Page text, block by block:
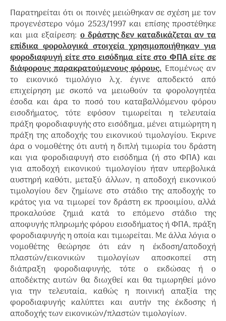
Παρατηρείται ότι οι ποινές μειώθηκαν σε σχέση με τον
προγενέστερο νόμο 2523/1997 και επίσης προστέθηκε
και μια εξαίρεση:ο δράστης δεν καταδικάζεται αν τα
επίδικα φορολογικά στοιχεία χρησιμοποιήθηκαν για
φοροδιαφυγή είτε στο εισόδημα είτε στο ΦΠΑ είτε σε
διάφορους παρακρατούμενους φόρους. Επομένως αν
το εικονικό τιμολόγιο λ.χ. έγινε αποδεκτό από
επιχείρηση με σκοπό να μειωθούν τα φορολογητέα
έσοδα και άρα το ποσό του καταβαλλόμενου φόρου
εισοδήματος, τότε εφόσον τιμωρείται η τελευταία
πράξη φοροδιαφυγής στο εισόδημα, μένει ατιμώρητη η
πράξη της αποδοχής του εικονικού τιμολογίου. Έκρινε
άρα ο νομοθέτης ότι αυτή η διπλή τιμωρία του δράστη
και για φοροδιαφυγή στο εισόδημα (ή στο ΦΠΑ) και
για αποδοχή εικονικού τιμολογίου ήταν υπερβολικά
αυστηρή καθότι, μεταξύ άλλων, η αποδοχή εικονικού
τιμολογίου δεν ζημίωνε στο στάδιο της αποδοχής το
κράτος για να τιμωρεί τον δράστη εκ προοιμίου, αλλά
προκαλούσε ζημιά κατά το επόμενο στάδιο της
αποφυγής πληρωμής φόρου εισοδήματος ή ΦΠΑ, πράξη
φοροδιαφυγής η οποία και τιμωρείται. Με άλλα λόγια ο
νομοθέτης θεώρησε ότι εάν η έκδοση/αποδοχή
πλαστών/εικονικών τιμολογίων αποσκοπεί στη
διάπραξη φοροδιαφυγής, τότε ο εκδώσας ή ο
αποδέκτης αυτών θα διωχθεί και θα τιμωρηθεί μόνο
για την τελευταία, καθώς η ποινική απαξία της
φοροδιαφυγής καλύπτει και αυτήν της έκδοσης ή
αποδοχής των εικονικών/πλαστών τιμολογίων.